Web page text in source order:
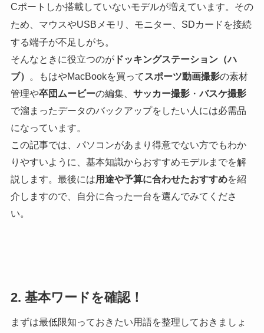
Cポートしか搭載していないモデルが増えています。その
ため、マウスやUSBメモリ、モニター、SDカードを接続
する端子が不足しがち。
そんなときに役立つのがドッキングステーション（ハ
ブ）
。もはやMacBookを買って スポーツ動画撮影の素材
管理や卒団ムービーの編集、 サッカー撮影・バスケ撮影
で溜まったデータのバックアップをしたい人には必需品
になっています。
この記事では、パソコンがあまり得意でない方でもわか
りやすいように、基本知識からおすすめモデルまでを解
説します。最後には用途や予算に合わせたおすすめを紹
介しますので、自分に合った一台を選んでみてくださ
い。
2. 基本ワードを確認！
まずは最低限知っておきたい用語を整理しておきましょ